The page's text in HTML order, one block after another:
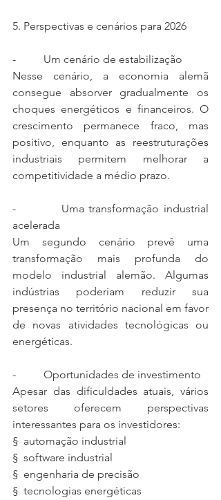
5. Perspectivas e cenários para 2026
-          Um cenário de estabilização
Nesse cenário, a economia alemã
consegue absorver gradualmente os
choques energéticos e financeiros. O
crescimento permanece fraco, mas
positivo, enquanto as reestruturações
industriais permitem melhorar a
competitividade a médio prazo.
-          Uma transformação industrial
acelerada
Um segundo cenário prevê uma
transformação mais profunda do
modelo industrial alemão. Algumas
indústrias poderiam reduzir sua
presença no território nacional em favor
de novas atividades tecnológicas ou
energéticas.
-          Oportunidades de investimento
Apesar das dificuldades atuais, vários
setores oferecem perspectivas
interessantes para os investidores:
§  automação industrial
§  software industrial
§  engenharia de precisão
§  tecnologias energéticas